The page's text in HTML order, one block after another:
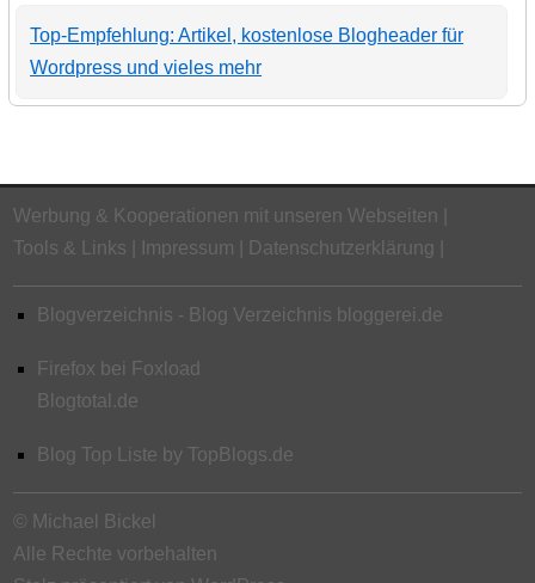
Top-Empfehlung: Artikel, kostenlose Blogheader für
Wordpress und vieles mehr
Werbung & Kooperationen mit unseren Webseiten
Tools & Links
Impressum Datenschutzerklärung
Blogverzeichnis - Blog Verzeichnis bloggerei.de
Firefox bei Foxload
Blogtotal.de
Blog Top Liste by TopBlogs.de
© Michael Bickel
Alle Rechte vorbehalten